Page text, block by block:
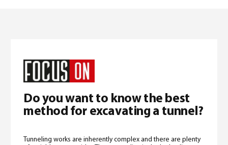
Do you want to know the best
method for excavating a tunnel?
Tunneling works are inherently complex and there are plenty